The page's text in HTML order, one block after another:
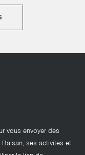
vous envoyer des
ses activités et